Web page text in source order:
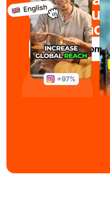
en
Essayez